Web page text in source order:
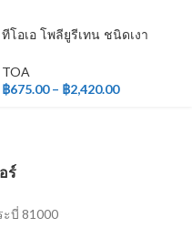
ทีโอเอ โพลียูรีเทน ชนิดเงา
TOA
฿675.00 – ฿2,420.00
ร์
ะบี่ 81000